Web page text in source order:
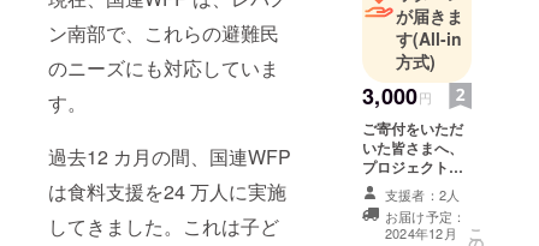
ン南部で、これらの避難民
のニーズにも対応していま
す。
過去12 カ月の間、国連WFP
は食料支援を24 万人に実施
してきました。これは子ど
が届きま
す(All-in
方式)
3,000円
ご寄付をいただ
いた皆さまへ、
プロジェクトの
進捗状況と成
果、そして、皆
さまの支援がど
支援者：2人
お届け予定：
2024年12月
こ